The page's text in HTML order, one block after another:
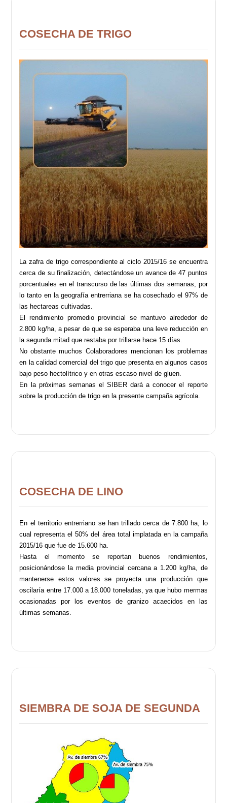
COSECHA DE TRIGO
La zafra de trigo correspondiente al ciclo 2015/16 se encuentra
cerca de su finalización, detectándose un avance de 47 puntos
porcentuales en el transcurso de las últimas dos semanas, por
lo tanto en la geografía entrerriana se ha cosechado el 97% de
las hectareas cultivadas.
El rendimiento promedio provincial se mantuvo alrededor de
2.800 kg/ha, a pesar de que se esperaba una leve reducción en
la segunda mitad que restaba por trillarse hace 15 días.
No obstante muchos Colaboradores mencionan los problemas
en la calidad comercial del trigo que presenta en algunos casos
bajo peso hectolítrico y en otras escaso nivel de gluen.
En la próximas semanas el SIBER dará a conocer el reporte
sobre la producción de trigo en la presente campaña agrícola.
COSECHA DE LINO
En el territorio entrerriano se han trillado cerca de 7.800 ha, lo
cual representa el 50% del área total implatada en la campaña
2015/16 que fue de 15.600 ha.
Hasta el momento se reportan buenos rendimientos,
posicionándose la media provincial cercana a 1.200 kg/ha, de
mantenerse estos valores se proyecta una producción que
oscilaría entre 17.000 a 18.000 toneladas, ya que hubo mermas
ocasionadas por los eventos de granizo acaecidos en las
últimas semanas.
SIEMBRA DE SOJA DE SEGUNDA